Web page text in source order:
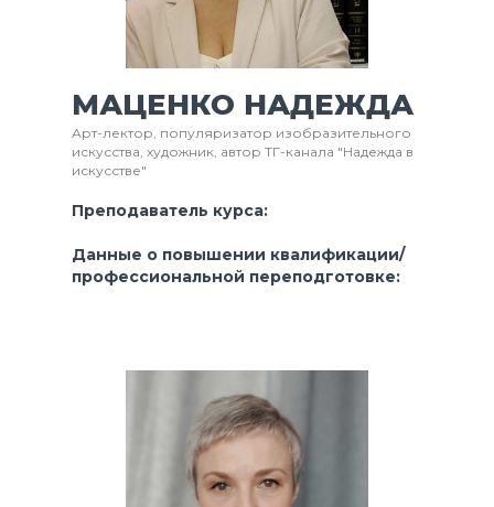
МАЦЕНКО НАДЕЖДА
Арт-лектор, популяризатор изобразительного
искусства, художник, автор ТГ-канала "Надежда в
искусстве"
Преподаватель курса:
Данные о повышении квалификации/
профессиональной переподготовке: